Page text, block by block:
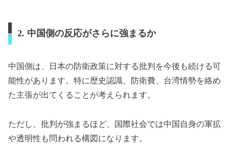
2. 中国側の反応がさらに強まるか
中国側は、日本の防衛政策に対する批判を今後も続ける可
能性があります。特に歴史認識、防衛費、台湾情勢を絡め
た主張が出てくることが考えられます。
ただし、批判が強まるほど、国際社会では中国自身の軍拡
や透明性も問われる構図になります。